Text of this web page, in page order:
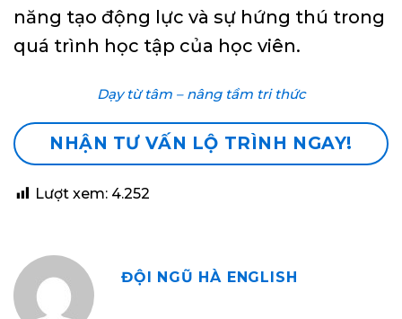
năng tạo động lực và sự hứng thú trong
quá trình học tập của học viên.
Dạy từ tâm – nâng tầm tri thức
NHẬN TƯ VẤN LỘ TRÌNH NGAY!
Lượt xem: 4.252
ĐỘI NGŨ HÀ ENGLISH